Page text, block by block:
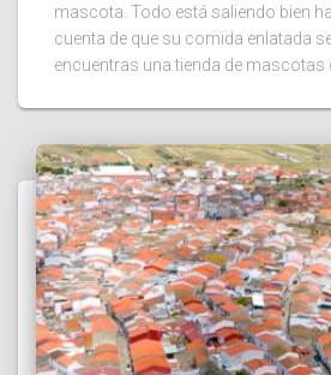
mascota. Todo está saliendo bien
cuenta de que su comida enlatada
encuentras una tienda de mascotas